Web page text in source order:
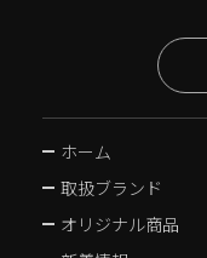
ホーム
取扱ブランド
オリジナル商品